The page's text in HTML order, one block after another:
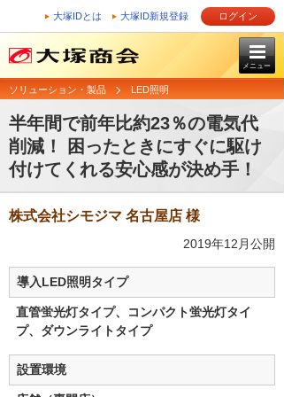
大塚IDとは 大塚ID新規登録 ログイン
メニュー
ソリューション・製品 LED照明
半年間で前年比約23％の電気代
削減！ 困ったときにすぐに駆け
付けてくれる安心感が決め手！
株式会社シモジマ 名古屋店 様
2019年12月公開
導入LED照明タイプ
直管蛍光灯タイプ、コンパクト蛍光灯タイ
プ、ダウンライトタイプ
設置環境